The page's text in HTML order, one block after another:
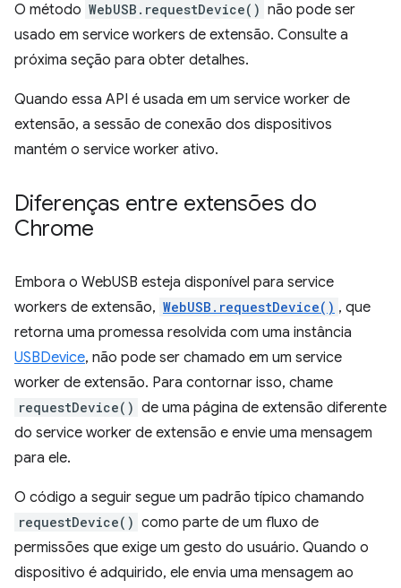
O método WebUSB.requestDevice() não pode ser
usado em service workers de extensão. Consulte a
próxima seção para obter detalhes.
Quando essa API é usada em um service worker de
extensão, a sessão de conexão dos dispositivos
mantém o service worker ativo.
Diferenças entre extensões do
Chrome
Embora o WebUSB esteja disponível para service
workers de extensão, WebUSB.requestDevice() , que
retorna uma promessa resolvida com uma instância
USBDevice, não pode ser chamado em um service
worker de extensão. Para contornar isso, chame
requestDevice() de uma página de extensão diferente
do service worker de extensão e envie uma mensagem
para ele.
O código a seguir segue um padrão típico chamando
requestDevice() como parte de um fluxo de
permissões que exige um gesto do usuário. Quando o
dispositivo é adquirido, ele envia uma mensagem ao